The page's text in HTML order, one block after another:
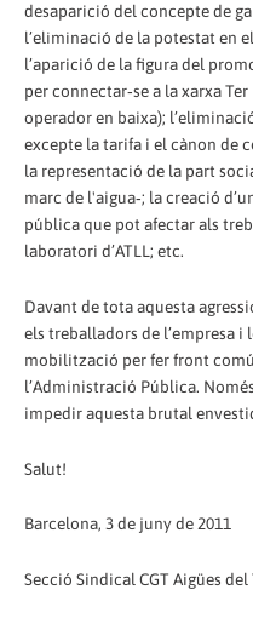
desaparició del concepte de
l’eliminació de la potestat en
l’aparició de la figura del
per connectar‐se a la xarxa
operador en baixa);
excepte la tarifa i el cànon de
la representació de la part
marc de l'aigua‐; la creació
pública que pot afectar als
laboratori d’ATLL; etc.
Davant de tota aquesta
els treballadors de l’empresa
mobilització per fer front
l’Administració Pública.
impedir aquesta brutal
Salut!
Barcelona, 3 de juny de 2011
Secció Sindical CGT Aigües